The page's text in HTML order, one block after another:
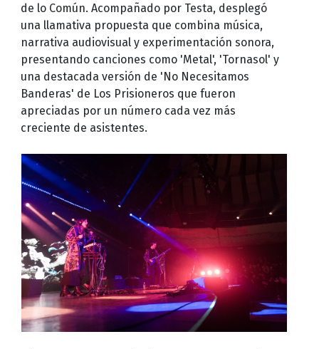
de lo Común. Acompañado por Testa, desplegó
una llamativa propuesta que combina música,
narrativa audiovisual y experimentación sonora,
presentando canciones como 'Metal', 'Tornasol' y
una destacada versión de 'No Necesitamos
Banderas' de Los Prisioneros que fueron
apreciadas por un número cada vez más
creciente de asistentes.